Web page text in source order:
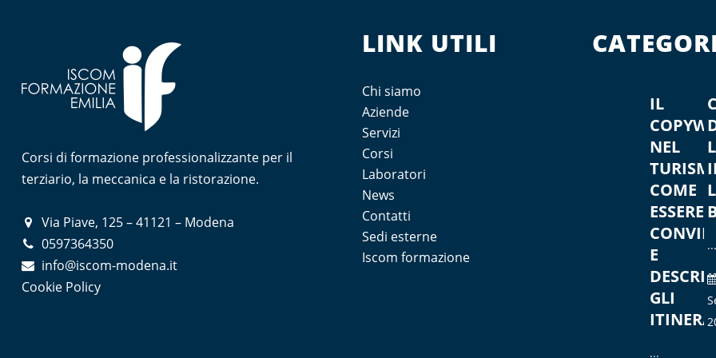
Corsi di formazione professionalizzante per il
terziario, la meccanica e la ristorazione.
Via Piave, 125 – 41121 – Modena
0597364350
info@iscom-modena.it
Cookie Policy
LINK UTILI
Chi siamo
Aziende
Servizi
Corsi
Laboratori
News
Contatti
Sedi esterne
Iscom formazione
Novità
Enti
IL
NEL
COME
ESSERE
E
GLI
...
...